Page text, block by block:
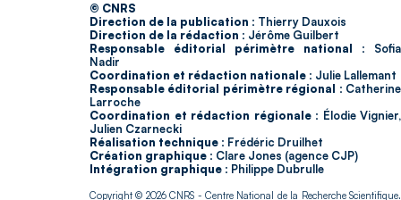
© CNRS
Direction de la publication : Thierry Dauxois
Direction de la rédaction : Jérôme Guilbert
Responsable éditorial périmètre national : Sofia
Nadir
Coordination et rédaction nationale : Julie Lallemant
Responsable éditorial périmètre régional : Catherine
Larroche
Coordination et rédaction régionale : Élodie Vignier,
Julien Czarnecki
Réalisation technique : Frédéric Druilhet
Création graphique : Clare Jones (agence CJP)
Intégration graphique : Philippe Dubrulle
Copyright © 2026CNRS - Centre National de la Recherche Scientifique.